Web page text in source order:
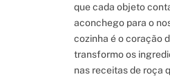
que cada objeto
aconchego para o
cozinha é o coração
transformo os
nas receitas de roça